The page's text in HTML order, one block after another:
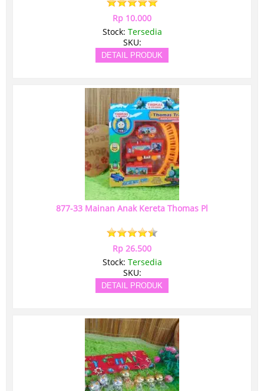
Rp 10.000
Stock: Tersedia
SKU:
DETAIL PRODUK
877-33 Mainan Anak Kereta Thomas Pl
Rp 26.500
Stock: Tersedia
SKU:
DETAIL PRODUK